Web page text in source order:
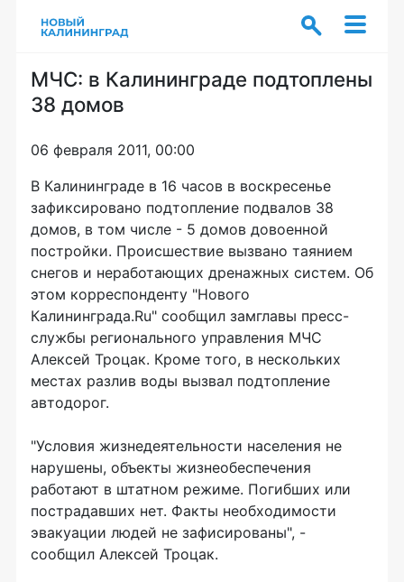
МЧС: в Калининграде подтоплены
38 домов
06 февраля 2011, 00:00
В Калининграде в 16 часов в воскресенье
зафиксировано подтопление подвалов 38
домов, в том числе - 5 домов довоенной
постройки. Происшествие вызвано таянием
снегов и неработающих дренажных систем. Об
этом корреспонденту "Нового
Калининграда.Ru" сообщил замглавы пресс-
службы регионального управления МЧС
Алексей Троцак. Кроме того, в нескольких
местах разлив воды вызвал подтопление
автодорог.
"Условия жизнедеятельности населения не
нарушены, объекты жизнеобеспечения
работают в штатном режиме. Погибших или
пострадавших нет. Факты необходимости
эвакуации людей не зафисированы", -
сообщил Алексей Троцак.